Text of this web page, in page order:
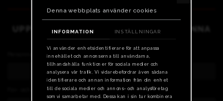
UPPGIFTER VI BEHÖVER FÖR ATT KUNNA
GENOMFÖRA DIN BESTÄLLNING:
Personnummer (obligatorisk) - ååmmddxxxx
För- och efternamn (obligatorisk)
Denna webbplats använder cookies
INFORMATION INSTÄLLNINGAR
Vi använder enhetsidentifierare för att anpassa
innehållet och annonserna till användarna,
tillhandahålla funktioner för sociala medier och
analysera vår trafik. Vi vidarebefordrar även sådana
identifierare och annan information från din enhet
till de sociala medier och annons- och analysföretag
som vi samarbetar med. Dessa kan i sin tur kombinera